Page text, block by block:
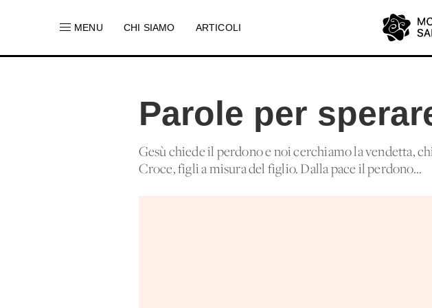
MENU CHI SIAMO ARTICOLI
Parole per
Gesù chiede il perdono e noi cerchiamo la vendetta,
Croce, figli a misura del figlio. Dalla pace il perdono...